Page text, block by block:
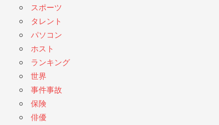
スポーツ
タレント
パソコン
ホスト
ランキング
世界
事件事故
保険
俳優